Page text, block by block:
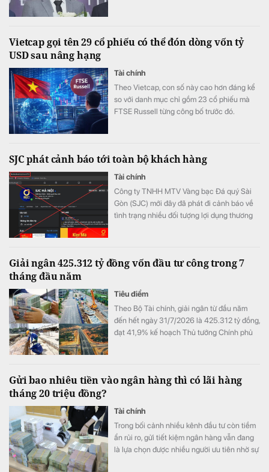
Vietcap gọi tên 29 cổ phiếu có thể đón dòng vốn tỷ
USD sau nâng hạng
Tài chính
Theo Vietcap, con số này cao hơn đáng kể
so với danh mục chỉ gồm 23 cổ phiếu mà
FTSE Russell từng công bố trước đó.
SJC phát cảnh báo tới toàn bộ khách hàng
Tài chính
Công ty TNHH MTV Vàng bạc Đá quý Sài
Gòn (SJC) mới đây đã phát đi cảnh báo về
tình trạng nhiều đối tượng lợi dụng thương
Giải ngân 425.312 tỷ đồng vốn đầu tư công trong 7
tháng đầu năm
Tiêu điểm
Theo Bộ Tài chính, giải ngân từ đầu năm
đến hết ngày 31/7/2026 là 425.312 tỷ đồng,
đạt 41,9% kế hoạch Thủ tướng Chính phủ
Gửi bao nhiêu tiền vào ngân hàng thì có lãi hàng
tháng 20 triệu đồng?
Tài chính
Trong bối cảnh nhiều kênh đầu tư còn tiềm
ẩn rủi ro, gửi tiết kiệm ngân hàng vẫn đang
là lựa chọn được nhiều người ưu tiên nhờ sự